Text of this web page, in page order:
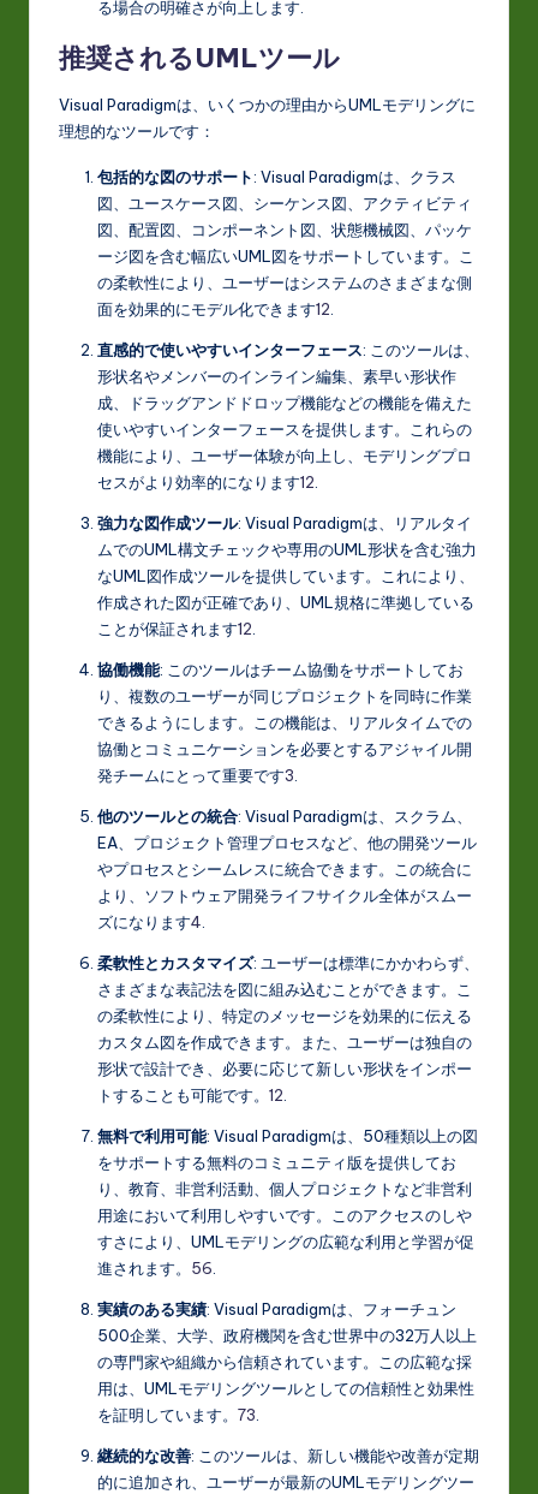
る場合の明確さが向上します
推奨されるUMLツール
Visual Paradigmは、いくつかの理由からUMLモデリングに
理想的なツールです：
包括的な図のサポート: Visual Paradigmは、クラス
図、ユースケース図、シーケンス図、アクティビティ
図、配置図、コンポーネント図、状態機械図、パッケ
ージ図を含む幅広いUML図をサポートしています。こ
の柔軟性により、ユーザーはシステムのさまざまな側
面を効果的にモデル化できます12
直感的で使いやすいインターフェース: このツールは、
形状名やメンバーのインライン編集、素早い形状作
成、ドラッグアンドドロップ機能などの機能を備えた
使いやすいインターフェースを提供します。これらの
機能により、ユーザー体験が向上し、モデリングプロ
セスがより効率的になります12
強力な図作成ツール: Visual Paradigmは、リアルタイ
ムでのUML構文チェックや専用のUML形状を含む強力
なUML図作成ツールを提供しています。これにより、
作成された図が正確であり、UML規格に準拠している
ことが保証されます12
協働機能: このツールはチーム協働をサポートしてお
り、複数のユーザーが同じプロジェクトを同時に作業
できるようにします。この機能は、リアルタイムでの
協働とコミュニケーションを必要とするアジャイル開
発チームにとって重要です3
他のツールとの統合: Visual Paradigmは、スクラム、
EA、プロジェクト管理プロセスなど、他の開発ツール
やプロセスとシームレスに統合できます。この統合に
より、ソフトウェア開発ライフサイクル全体がスムー
ズになります4
柔軟性とカスタマイズ: ユーザーは標準にかかわらず、
さまざまな表記法を図に組み込むことができます。こ
の柔軟性により、特定のメッセージを効果的に伝える
カスタム図を作成できます。また、ユーザーは独自の
形状で設計でき、必要に応じて新しい形状をインポー
トすることも可能です。 12
無料で利用可能: Visual Paradigmは、50種類以上の図
をサポートする無料のコミュニティ版を提供してお
り、教育、非営利活動、個人プロジェクトなど非営利
用途において利用しやすいです。このアクセスのしや
すさにより、UMLモデリングの広範な利用と学習が促
進されます。 56
実績のある実績: Visual Paradigmは、フォーチュン
500企業、大学、政府機関を含む世界中の32万人以上
の専門家や組織から信頼されています。この広範な採
用は、UMLモデリングツールとしての信頼性と効果性
を証明しています。 73
継続的な改善: このツールは、新しい機能や改善が定期
的に追加され、ユーザーが最新のUMLモデリングツー